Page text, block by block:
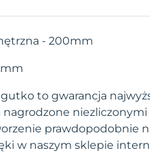
- 200mm
to gwarancja
nagrodzone
prawdopodobnie
w naszym sklepie